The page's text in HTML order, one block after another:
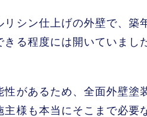
シン仕上げの外壁で、築
る程度には開いていまし
があるため、全面外壁塗
様も本当にそこまで必要